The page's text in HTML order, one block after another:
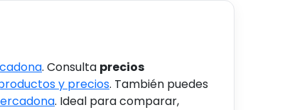
. Consulta precios
y precios. También puedes
. Ideal para comparar,